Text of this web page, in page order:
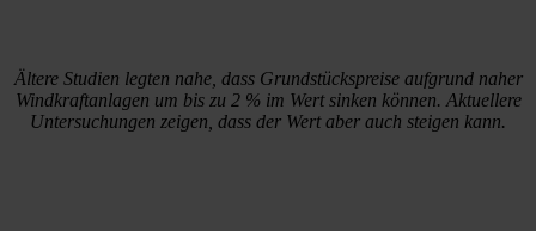
Ältere Studien legten nahe, dass Grundstückspreise aufgrund naher
Windkraftanlagen um bis zu 2 % im Wert sinken können. Aktuellere
Untersuchungen zeigen, dass der Wert aber auch steigen kann.